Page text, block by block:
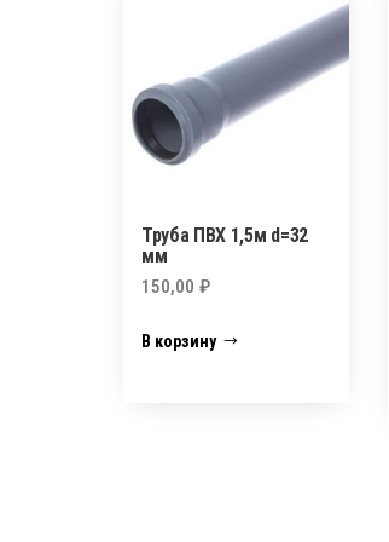
Труба ПВХ 1,5м d=32
мм
150,00 ₽
В корзину